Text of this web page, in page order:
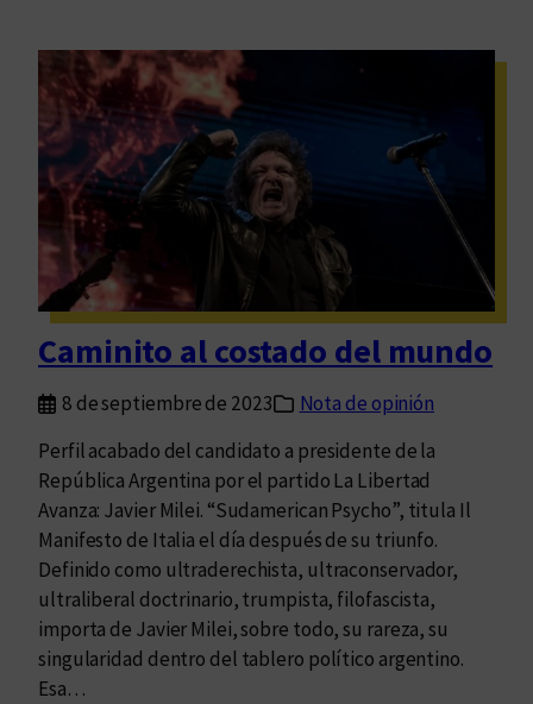
Caminito al costado del mundo
8 de septiembre de 2023
Nota de opinión
Perfil acabado del candidato a presidente de la
República Argentina por el partido La Libertad
Avanza: Javier Milei. “Sudamerican Psycho”, titula Il
Manifesto de Italia el día después de su triunfo.
Definido como ultraderechista, ultraconservador,
ultraliberal doctrinario, trumpista, filofascista,
importa de Javier Milei, sobre todo, su rareza, su
singularidad dentro del tablero político argentino.
Esa…